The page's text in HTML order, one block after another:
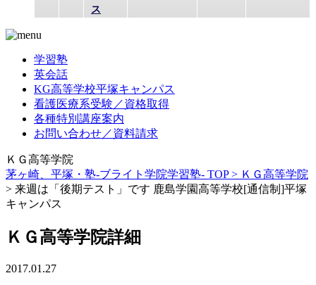
ス
学習塾
英会話
KG高等学校平塚キャンパス
看護医療系受験／資格取得
各種特別講座案内
お問い合わせ／資料請求
ＫＧ高等学院
茅ヶ崎、平塚・塾-ブライト学院学習塾- TOP > ＫＧ高等学院
> 来週は「後期テスト」です 鹿島学園高等学校[通信制]平塚
キャンパス
ＫＧ高等学院詳細
2017.01.27